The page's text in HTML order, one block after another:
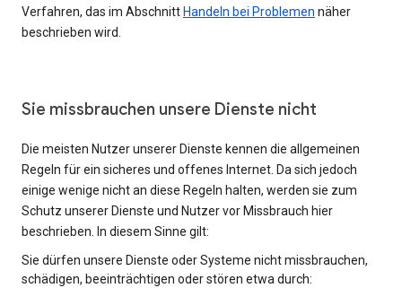
Verfahren, das im Abschnitt Handeln bei Problemen näher
beschrieben wird.
Sie missbrauchen unsere Dienste nicht
Die meisten Nutzer unserer Dienste kennen die allgemeinen
Regeln für ein sicheres und offenes Internet. Da sich jedoch
einige wenige nicht an diese Regeln halten, werden sie zum
Schutz unserer Dienste und Nutzer vor Missbrauch hier
beschrieben. In diesem Sinne gilt:
Sie dürfen unsere Dienste oder Systeme nicht missbrauchen,
schädigen, beeinträchtigen oder stören etwa durch: